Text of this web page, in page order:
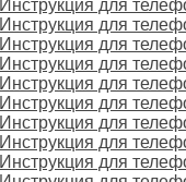
Инструкция для
Инструкция для
Инструкция для
Инструкция для
Инструкция для
Инструкция для
Инструкция для
Инструкция для
Инструкция для